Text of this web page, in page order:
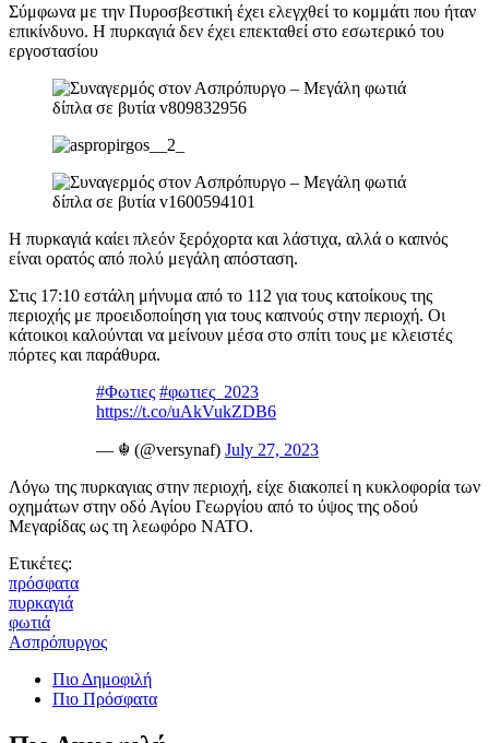
Σύμφωνα με την Πυροσβεστική έχει ελεγχθεί το κομμάτι που ήταν
επικίνδυνο. Η πυρκαγιά δεν έχει επεκταθεί στο εσωτερικό του
εργοστασίου
Η πυρκαγιά καίει πλεόν ξερόχορτα και λάστιχα, αλλά ο καπνός
είναι ορατός από πολύ μεγάλη απόσταση.
Στις 17:10 εστάλη μήνυμα από το 112 για τους κατοίκους της
περιοχής με προειδοποίηση για τους καπνούς στην περιοχή. Οι
κάτοικοι καλούνται να μείνουν μέσα στο σπίτι τους με κλειστές
πόρτες και παράθυρα.
#Φωτιες #φωτιες_2023
https://t.co/uAkVukZDB6
— ☬ (@versynaf) July 27, 2023
Λόγω της πυρκαγιας στην περιοχή, είχε διακοπεί η κυκλοφορία των
οχημάτων στην οδό Αγίου Γεωργίου από το ύψος της οδού
Μεγαρίδας ως τη λεωφόρο ΝΑΤΟ.
Ετικέτες:
πρόσφατα
πυρκαγιά
φωτιά
Ασπρόπυργος
Πιο Δημοφιλή
Πιο Πρόσφατα